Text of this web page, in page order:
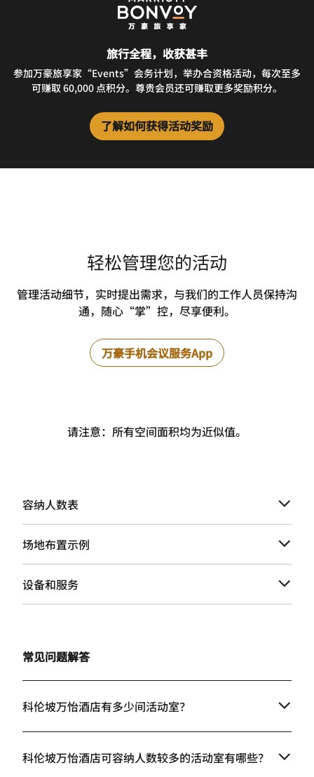
旅行全程，收获甚丰
参加万豪旅享家“Events”会务计划，举办合资格活动，每次至多
可赚取 60,000 点积分。尊贵会员还可赚取更多奖励积分。
了解如何获得活动奖励
轻松管理您的活动
管理活动细节，实时提出需求，与我们的工作人员保持沟
通，随心“掌”控，尽享便利。
万豪手机会议服务App
请注意：所有空间面积均为近似值。
容纳人数表
场地布置示例
设备和服务
常见问题解答
科伦坡万怡酒店有多少间活动室？
科伦坡万怡酒店可容纳人数较多的活动室有哪些？